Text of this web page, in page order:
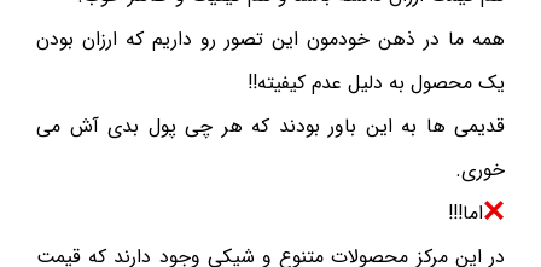
همه ما در ذهن خودمون این تصور رو داریم که ارزان بودن
یک محصول به دلیل عدم کیفیته!!
قدیمی ها به این باور بودند که هر چی پول بدی آش می
خوری.
اما!!!
در این مرکز محصولات متنوع و شیکی وجود دارند که قیمت